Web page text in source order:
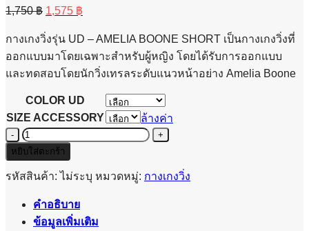
1,750฿ Original
price
was:
1,750 ฿.
1,575 ฿
price
is:
กางเกงวิ่งรุ่น UD – AMELIA BOONE SHORT เป็นกางเกงวิ่งที่
ออกแบบมาโดยเฉพาะสำหรับผู้หญิง โดยได้รับการออกแบบ
และทดสอบโดยนักวิ่งเทรลระดับแนวหน้าอย่าง Amelia Boone
COLOR UD
SIZE ACCESSORY
ล้างค่า
จำนวน
UD
-
AMELIA
SHORT
WOMEN
หยิบใส่ตะกร้า
รหัสสินค้า:ไม่ระบุ หมวดหมู่: กางเกงวิ่ง
คำอธิบาย
ข้อมูลเพิ่มเติม